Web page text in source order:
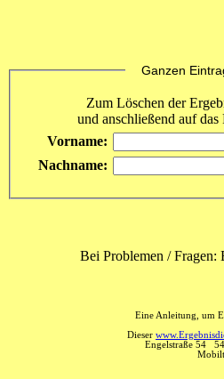
Ganzen
Zum Löschen der
und anschließend auf
Vorname:
Nachname:
Bei Problemen /
Eine Anleitung, um
Dieser
Engelstraße 54